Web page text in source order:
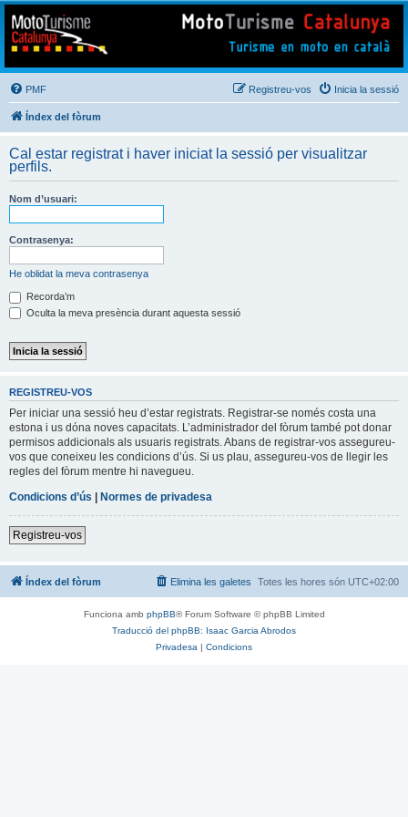
Mototurisme
Turisme en moto en català
PMF Inicia la sessió
Registreu-vos
Índex del fòrum
Cal estar registrat i haver iniciat la sessió per visualitzar
perfils.
Nom d’usuari:
Contrasenya:
He oblidat la meva contrasenya
Recorda’m
Oculta la meva presència durant aquesta sessió
REGISTREU-VOS
Per iniciar una sessió heu d’estar registrats. Registrar-se només costa una
estona i us dóna noves capacitats. L’administrador del fòrum també pot donar
permisos addicionals als usuaris registrats. Abans de registrar-vos assegureu-
vos que coneixeu les condicions d’ús. Si us plau, assegureu-vos de llegir les
regles del fòrum mentre hi navegueu.
Condicions d’ús | Normes de privadesa
Registreu-vos
Índex del fòrum Totes les hores són UTC+02:00
Elimina les galetes
Funciona amb phpBB® Forum Software © phpBB Limited
Traducció del phpBB: Isaac Garcia Abrodos
Privadesa | Condicions